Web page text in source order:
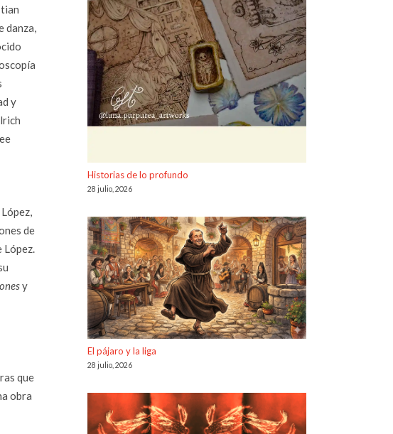
danza,
y
de
López.
y
que
obra
Historias de lo profundo
28 julio, 2026
El pájaro y la liga
28 julio, 2026